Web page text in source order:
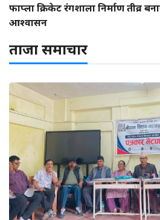
फाप्ला क्रिकेट रंगशाला निर्माण तीव्र
आश्वासन
ताजा समाचार